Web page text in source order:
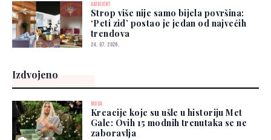
AMBIJENT
Strop više nije samo bijela površina:
‘Peti zid’ postao je jedan od najvećih
trendova
24. 07. 2026.
Izdvojeno
MODA
Kreacije koje su ušle u historiju Met
Gale: Ovih 15 modnih trenutaka se ne
zaboravlja